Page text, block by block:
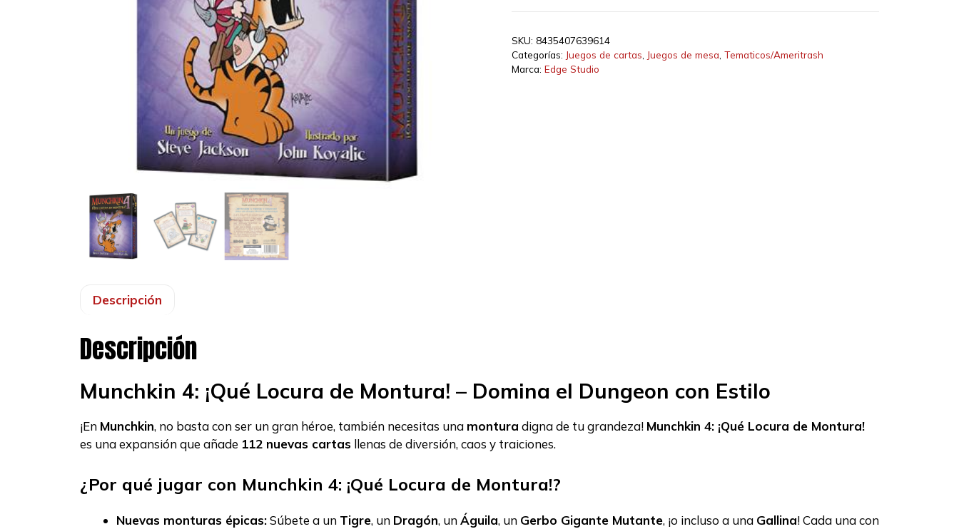
SKU: 8435407639614
Categorías: Juegos de cartas Juegos de mesa Tematicos/Ameritrash
Marca: Edge Studio
Descripción
Descripción
Munchkin 4: ¡Qué Locura de Montura! – Domina el Dungeon con Estilo
¡En Munchkin, no basta con ser un gran héroe, también necesitas una montura digna de tu grandeza! Munchkin 4: ¡Qué Locura de Montura!
es una expansión que añade 112 nuevas cartas llenas de diversión, caos y traiciones.
¿Por qué jugar con Munchkin 4: ¡Qué Locura de Montura!?
Nuevas monturas épicas:Súbete a un Tigre, un Dragón, unÁguila, un Gerbo Gigante Mutante, ¡o incluso a una Gallina! Cada una con